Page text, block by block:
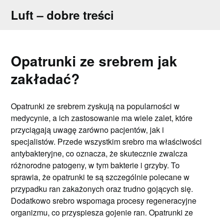
Luft – dobre treści
Opatrunki ze srebrem jak
zakładać?
Opatrunki ze srebrem zyskują na popularności w
medycynie, a ich zastosowanie ma wiele zalet, które
przyciągają uwagę zarówno pacjentów, jak i
specjalistów. Przede wszystkim srebro ma właściwości
antybakteryjne, co oznacza, że skutecznie zwalcza
różnorodne patogeny, w tym bakterie i grzyby. To
sprawia, że opatrunki te są szczególnie polecane w
przypadku ran zakażonych oraz trudno gojących się.
Dodatkowo srebro wspomaga procesy regeneracyjne
organizmu, co przyspiesza gojenie ran. Opatrunki ze